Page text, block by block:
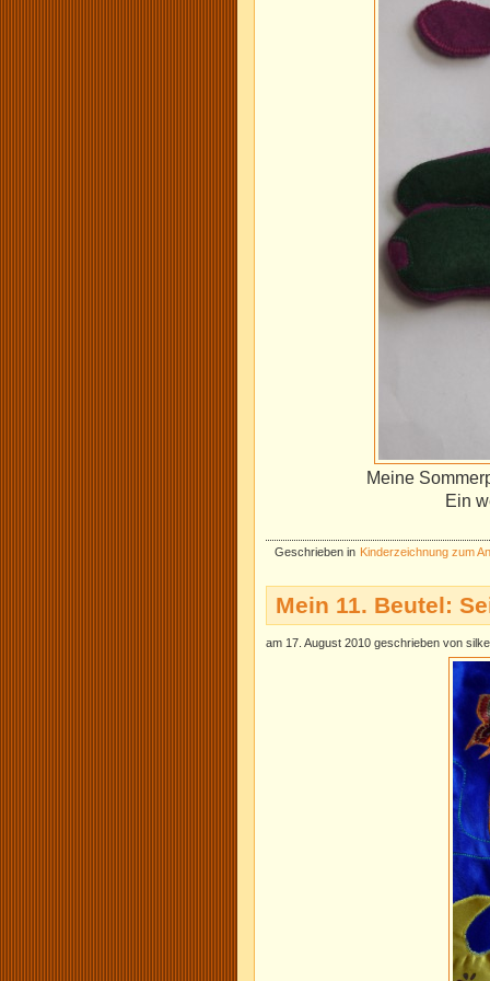
Meine
Ein
Geschrieben in Kinderzeichnung zum
Mein 11. Beutel:
am 17. August 2010 geschrieben von silke